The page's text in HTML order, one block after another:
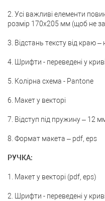
2. Усі важливі елементи
розмір 170x205 мм (щоб не
3. Відстань тексту від краю
4. Шрифти - переведені у криві
5. Колірна схема - Pantone
6. Макет у векторі
7. Відступ під пружину – 12
8. Формат макета – pdf, eps
РУЧКА:
1. Макет у векторі (pdf, eps)
2. Шрифти - переведені у криві